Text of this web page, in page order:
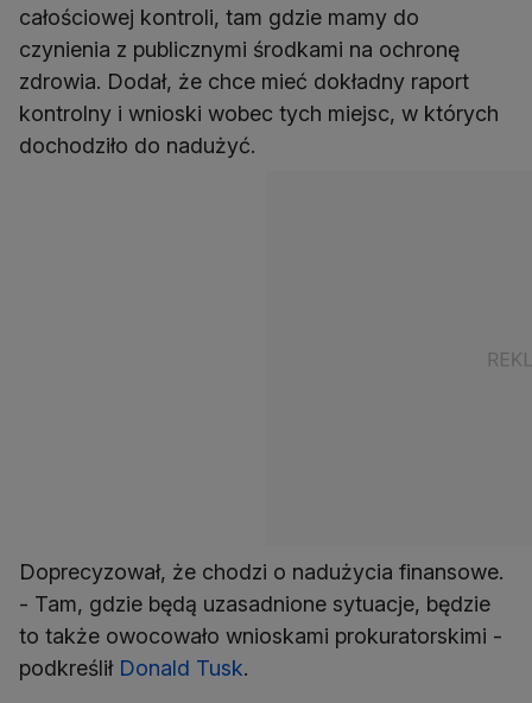
całościowej kontroli, tam gdzie mamy do
czynienia z publicznymi środkami na ochronę
zdrowia. Dodał, że chce mieć dokładny raport
kontrolny i wnioski wobec tych miejsc, w których
dochodziło do nadużyć.
Doprecyzował, że chodzi o nadużycia finansowe.
- Tam, gdzie będą uzasadnione sytuacje, będzie
to także owocowało wnioskami prokuratorskimi -
podkreślił Donald Tusk.